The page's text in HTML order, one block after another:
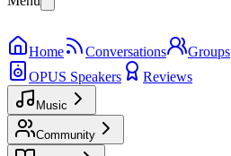
Home Conversations Groups
OPUS Speakers
Reviews
Music
Community